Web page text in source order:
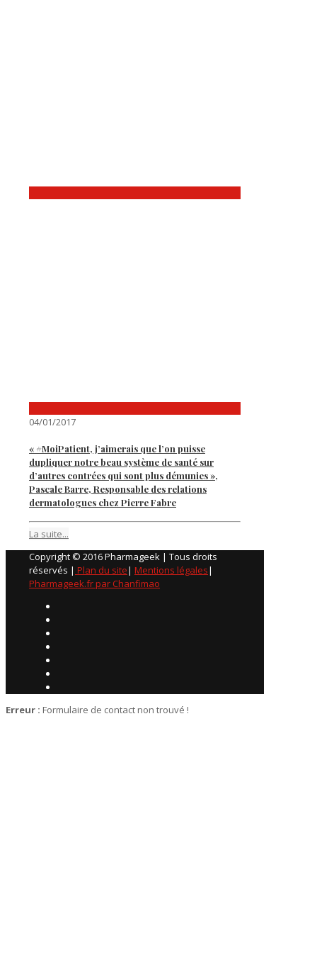
04/01/2017
« #MoiPatient, j’aimerais que l’on puisse
dupliquer notre beau système de santé sur
d’autres contrées qui sont plus démunies »,
Pascale Barre, Responsable des relations
dermatologues chez Pierre Fabre
La suite...
Copyright © 2016 Pharmageek | Tous droits
réservés | Plan du site| Mentions légales|
Pharmageek.fr par Chanfimao
Erreur : Formulaire de contact non trouvé !